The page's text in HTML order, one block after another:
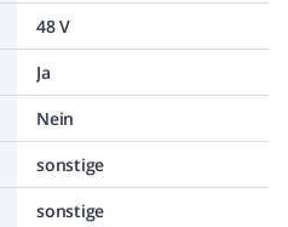
48 V
Ja
Nein
sonstige
sonstige